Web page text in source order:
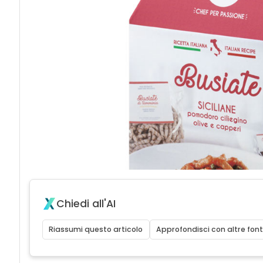
Chiedi all'AI
Riassumi questo articolo Approfondisci con altre